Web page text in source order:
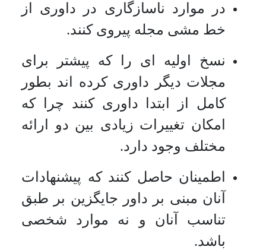
در موارد ناسازگاری در داوری از
خط مشی مجله پیروی کنند.
نسخ اولیه ای را که پیشتر برای
مجلات دیگر داوری کرده اند بطور
کامل از ابتدا داوری کنند چرا که
امکان تغییرات زیادی بین دو ارائه
مختلف وجود دارد.
اطمینان حاصل کنند که پیشنهادات
آنان مبنی بر داور جایگزین بر طبق
تناسب آنان و نه موارد شخصی
باشد.